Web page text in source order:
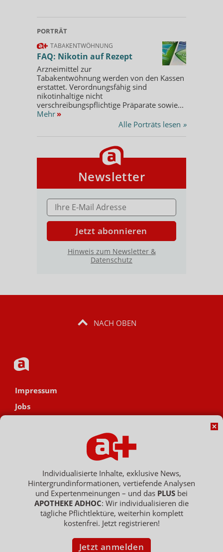
PORTRÄT
TABAKENTWÖHNUNG
FAQ: Nikotin auf Rezept
Arzneimittel zur
Tabakentwöhnung werden von den Kassen
erstattet. Verordnungsfähig sind
nikotinhaltige nicht
verschreibungspflichtige Präparate sowie...
Mehr »
Alle Porträts lesen »
Newsletter
E-MAIL ADRESSE
Jetzt abonnieren
Hinweis zum Newsletter &
Datenschutz
NACH OBEN
Impressum
Jobs
Hinweisgebersystem
Vertrag widerrufen
Copyright © 2007 - 2026 , APOTHEKE ADHOC ist ein Dienst der ELPATO
Geschäftsführer: Patrick Hollstein, Thomas Bellartz / Amtsgericht Berlin
Individualisierte Inhalte, exklusive News,
Hintergrundinformationen, vertiefende Analysen
und Expertenmeinungen – und das PLUS bei
APOTHEKE ADHOC: Wir individualisieren die
tägliche Pflichtlektüre, weiterhin komplett
kostenfrei. Jetzt registrieren!
Jetzt anmelden